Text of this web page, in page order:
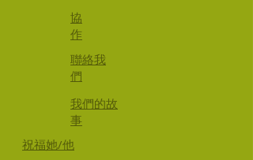
協
作
聯絡我
們
​我們的故
事
祝福她/他